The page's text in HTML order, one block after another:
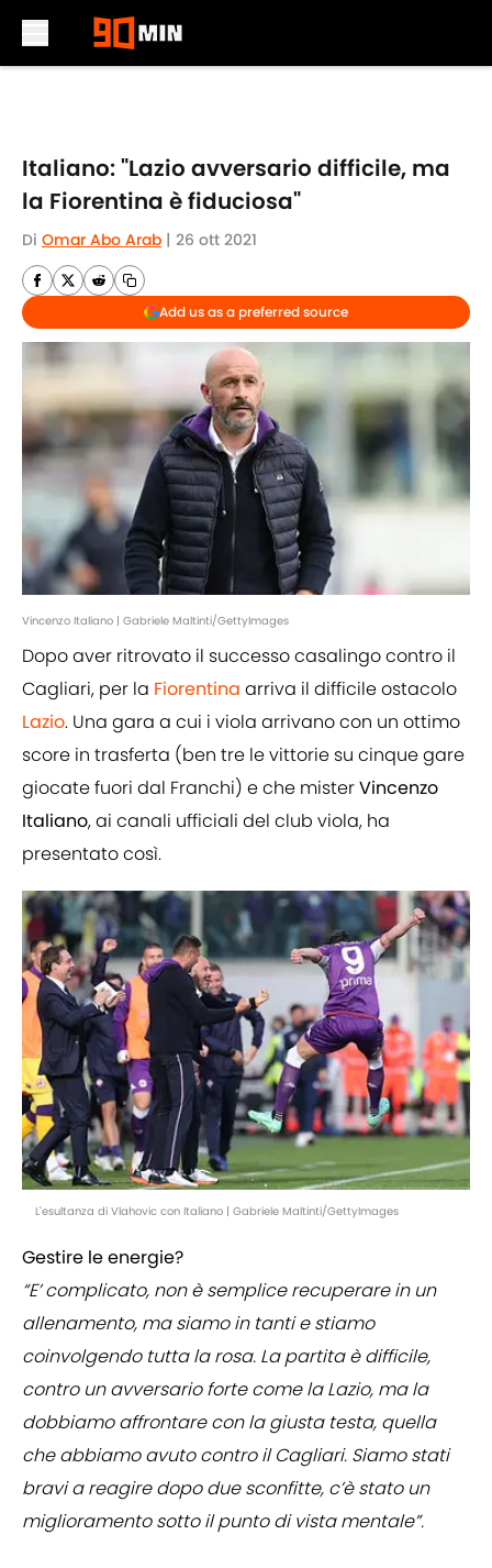
Italiano: "Lazio avversario difficile, ma
la Fiorentina è fiduciosa"
Di Omar Abo Arab | 26 ott 2021
Add us as a preferred source
Vincenzo Italiano | Gabriele Maltinti/GettyImages
Dopo aver ritrovato il successo casalingo contro il
Cagliari, per la Fiorentina arriva il difficile ostacolo
Lazio. Una gara a cui i viola arrivano con un ottimo
score in trasferta (ben tre le vittorie su cinque gare
giocate fuori dal Franchi) e che misterVincenzo
Italiano, ai canali ufficiali del club viola, ha
presentato così.
L'esultanza di Vlahovic con Italiano | Gabriele Maltinti/GettyImages
Gestire le energie?
“E’ complicato, non è semplice recuperare in un
allenamento, ma siamo in tanti e stiamo
coinvolgendo tutta la rosa. La partita è difficile,
contro un avversario forte come la Lazio, ma la
dobbiamo affrontare con la giusta testa, quella
che abbiamo avuto contro il Cagliari. Siamo stati
bravi a reagire dopo due sconfitte, c’è stato un
miglioramento sotto il punto di vista mentale”.